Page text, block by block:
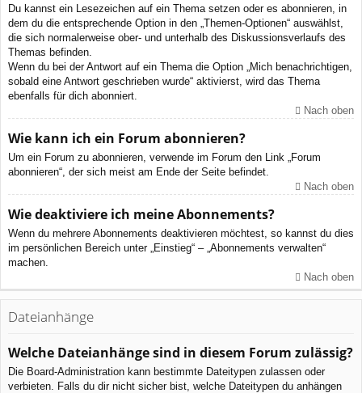
Du kannst ein Lesezeichen auf ein Thema setzen oder es abonnieren, in
dem du die entsprechende Option in den „Themen-Optionen“ auswählst,
die sich normalerweise ober- und unterhalb des Diskussionsverlaufs des
Themas befinden.
Wenn du bei der Antwort auf ein Thema die Option „Mich benachrichtigen,
sobald eine Antwort geschrieben wurde“ aktivierst, wird das Thema
ebenfalls für dich abonniert.
Nach oben
Wie kann ich ein Forum abonnieren?
Um ein Forum zu abonnieren, verwende im Forum den Link „Forum
abonnieren“, der sich meist am Ende der Seite befindet.
Nach oben
Wie deaktiviere ich meine Abonnements?
Wenn du mehrere Abonnements deaktivieren möchtest, so kannst du dies
im persönlichen Bereich unter „Einstieg“ – „Abonnements verwalten“
machen.
Nach oben
Dateianhänge
Welche Dateianhänge sind in diesem Forum zulässig?
Die Board-Administration kann bestimmte Dateitypen zulassen oder
verbieten. Falls du dir nicht sicher bist, welche Dateitypen du anhängen